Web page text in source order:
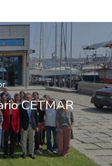
CETMAR
De Igualdad